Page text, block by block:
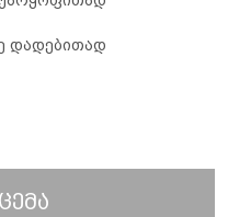
დადებითად